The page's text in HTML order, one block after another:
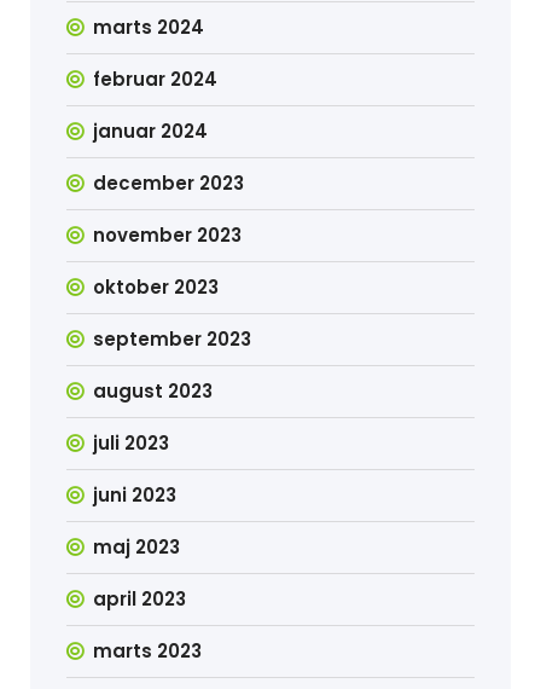
marts 2024
februar 2024
januar 2024
december 2023
november 2023
oktober 2023
september 2023
august 2023
juli 2023
juni 2023
maj 2023
april 2023
marts 2023